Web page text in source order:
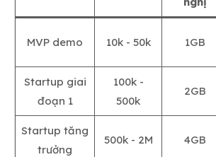
MVP demo 10k - 50k 1GB
Startup giai
đoạn 1
100k -
500k
2GB
Startup tăng
trưởng
500k - 2M 4GB